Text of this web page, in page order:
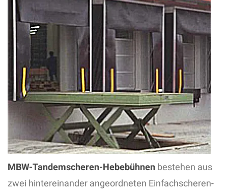
MBW-Tandemscheren-Hebebühnen bestehen aus
zwei hintereinander angeordneten Einfachscheren-